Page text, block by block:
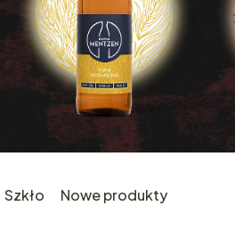
Szkło Nowe produkty